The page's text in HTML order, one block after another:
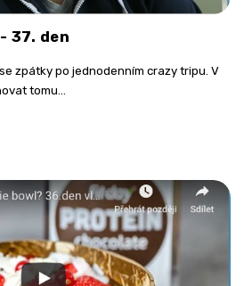
37. den
zpátky po jednodenním crazy tripu. V
tomu...